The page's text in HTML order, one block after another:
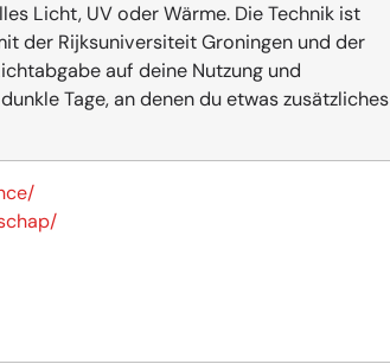
Licht, UV oder Wärme. Die Technik ist
der Rijksuniversiteit Groningen und der
auf deine Nutzung und
Tage, an denen du etwas zusätzliches